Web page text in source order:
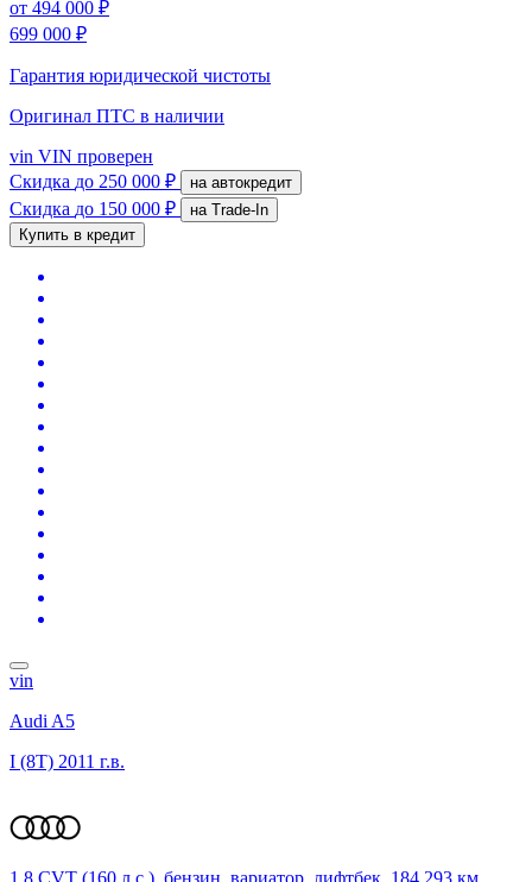
от 494 000 ₽
699 000 ₽
Гарантия юридической чистоты
Оригинал ПТС в наличии
vin VIN проверен
Скидка до 250 000 ₽ на автокредит
Скидка до 150 000 ₽
на Trade-In
Купить в кредит
vin
Audi A5
I (8T) 2011 г.в.
1.8 CVT (160 л.с.), бензин, вариатор, лифтбек, 184 293 км,